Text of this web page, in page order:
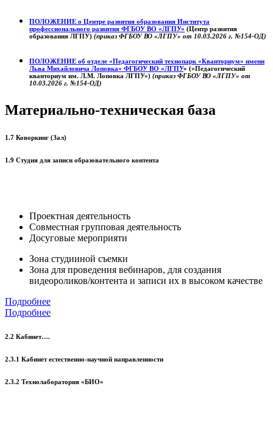
ПОЛОЖЕНИЕ о Центре развития образования Института
профессионального развития ФГБОУ ВО «ЛГПУ» (Центр развития
образования ЛГПУ) (приказ ФГБОУ ВО «ЛГПУ» от 10.03.2026 г. №154-ОД)
ПОЛОЖЕНИЕ об отделе «Педагогический технопарк «Кванториум» имени
Льва Михайловича Лоповка» ФГБОУ ВО «ЛГПУ» («Педагогический
кванториум им. Л.М. Лоповка ЛГПУ») (приказ ФГБОУ ВО «ЛГПУ» от
10.03.2026 г. №154-ОД)
Материально-техническая база
1.7 Коворкинг (Зал)
1.9 Студия для записи образовательного контента
Проектная деятельность
Совместная групповая деятельность
Досуговые мероприяти
Зона студииной съемки
Зона для проведения вебинаров, для создания
видеороликов/контента и записи их в высоком качестве
Подробнее
Подробнее
2.2 Кабинет….
2.3.1 Кабинет естественно-научной направленности
2.3.2 Технолаборатория «БИО»